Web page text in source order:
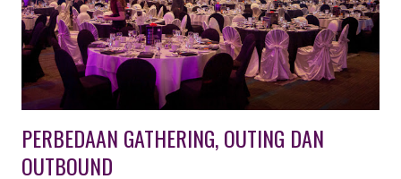
PERBEDAAN GATHERING, OUTING DAN
OUTBOUND